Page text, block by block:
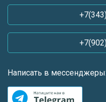
Написать в мессенджеры: